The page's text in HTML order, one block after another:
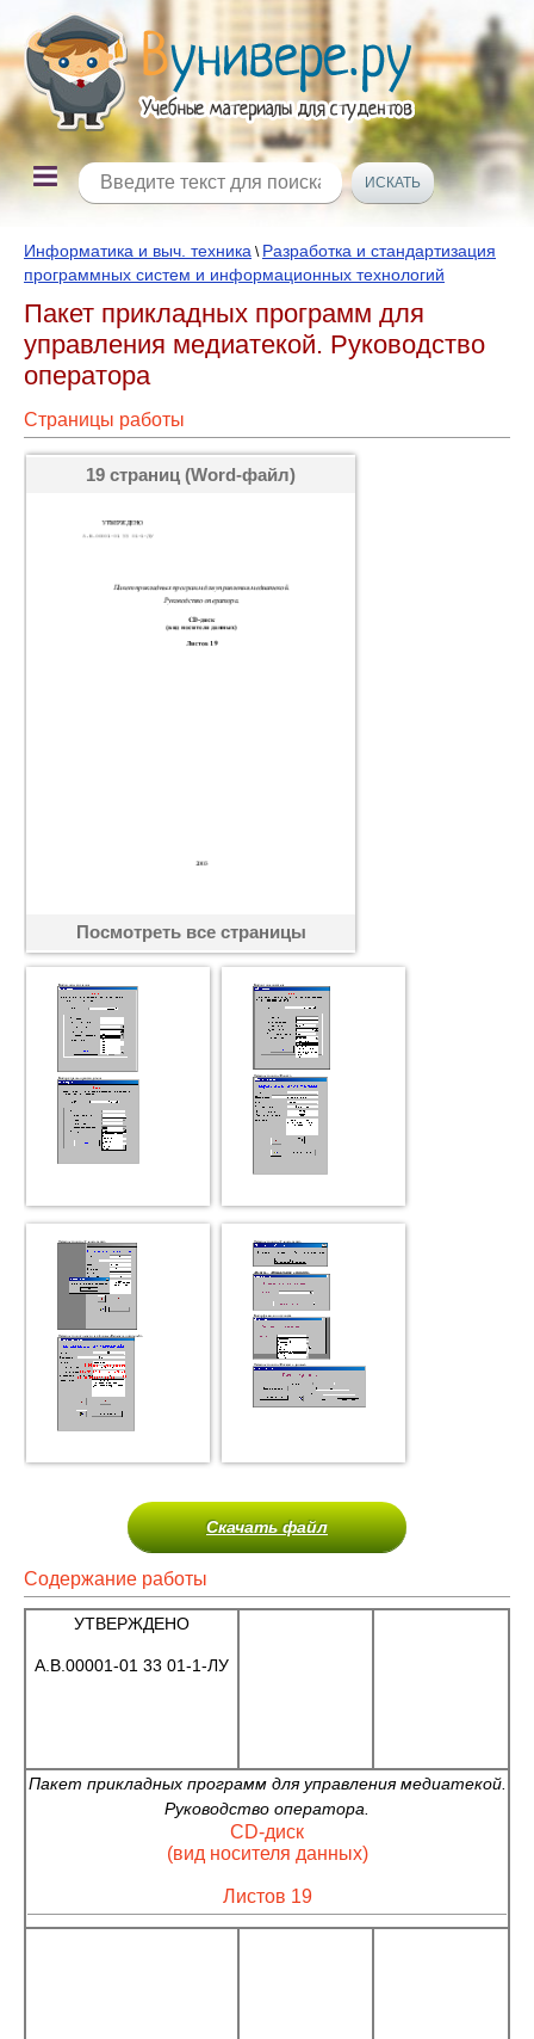
Информатика и выч. техника \ Разработка и стандартизация
программных систем и информационных технологий
Пакет прикладных программ для
управления медиатекой. Руководство
оператора
Страницы работы
19 страниц (Word-файл)
Посмотреть все страницы
Скачать файл
Содержание работы
УТВЕРЖДЕНО
А.В.00001-01 33 01-1-ЛУ
Пакет прикладных программ для управления медиатекой.
Руководство оператора.
CD-диск
(вид носителя данных)
Листов 19